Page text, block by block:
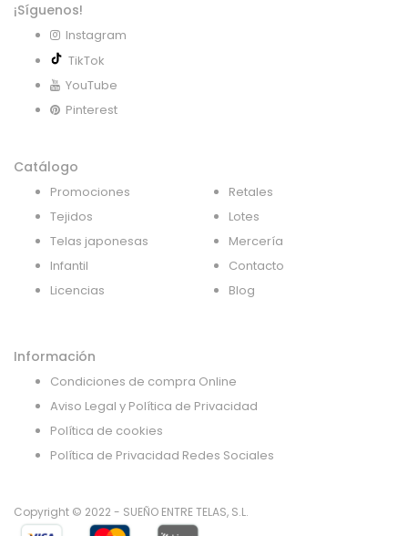
¡Síguenos!
Instagram
TikTok
YouTube
Pinterest
Catálogo
Promociones
Tejidos
Telas japonesas
Infantil
Licencias
Retales
Lotes
Mercería
Contacto
Blog
Información
Condiciones de compra Online
Aviso Legal y Política de Privacidad
Política de cookies
Política de Privacidad Redes Sociales
Copyright © 2022 - SUEÑO ENTRE TELAS, S.L.